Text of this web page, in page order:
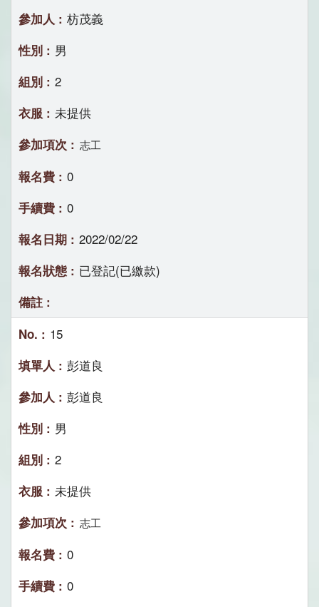
枋茂義
男
2
未提供
志工
0
0
2022/02/22
已登記(已繳款)
15
彭道良
彭道良
男
2
未提供
志工
0
0